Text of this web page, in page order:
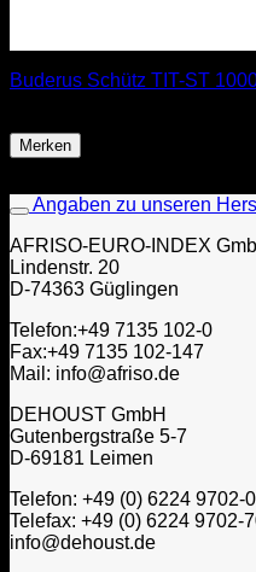
Buderus Schütz TIT-ST
Merken
Angaben zu unseren
AFRISO-EURO-INDEX
Lindenstr. 20
D-74363 Güglingen
Telefon:+49 7135 102-0
Fax:+49 7135 102-147
Mail: info@afriso.de
DEHOUST GmbH
Gutenbergstraße 5-7
D-69181 Leimen
Telefon: +49 (0) 6224 9702-0
Telefax: +49 (0) 6224 9702-
info@dehoust.de